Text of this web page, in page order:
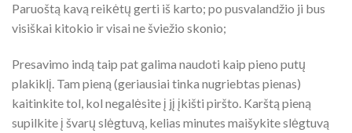
Paruoštą kavą reikėtų gerti iš karto; po pusvalandžio ji bus
visiškai kitokio ir visai ne šviežio skonio;
Presavimo indą taip pat galima naudoti kaip pieno putų
plakiklį. Tam pieną (geriausiai tinka nugriebtas pienas)
kaitinkite tol, kol negalėsite į jį įkišti piršto. Karštą pieną
supilkite į švarų slėgtuvą, kelias minutes maišykite slėgtuvą